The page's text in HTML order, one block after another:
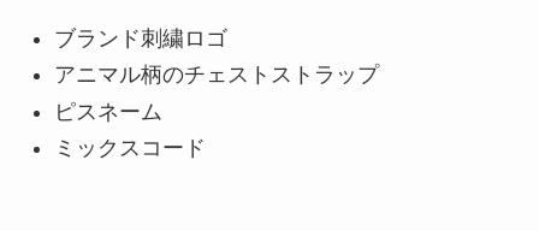
ブランド刺繍ロゴ
アニマル柄のチェストストラップ
ピスネーム
ミックスコード